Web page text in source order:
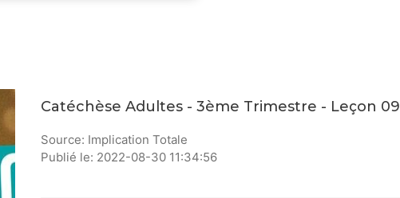
Catéchèse Adultes - 3ème Trimestre - Leçon 09
Source: Implication Totale
Publié le: 2022-08-30 11:34:56